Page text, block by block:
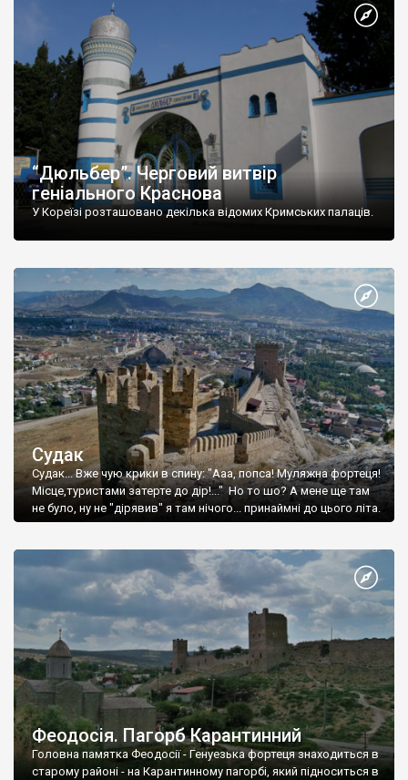
“Дюльбер”. Черговий витвір
геніального Краснова
У Кореїзі розташовано декілька відомих Кримських палаців.
Судак
Судак... Вже чую крики в спину: "Ааа, попса! Муляжна фортеця!
Місце,туристами затерте до дір!..." Но то шо? А мене ще там
не було, ну не "дірявив" я там нічого... принаймні до цього літа.
Феодосія. Пагорб Карантинний
Головна памятка Феодосії - Генуезька фортеця знаходиться в
старому районі - на Карантинному пагорбі, який підноситься в